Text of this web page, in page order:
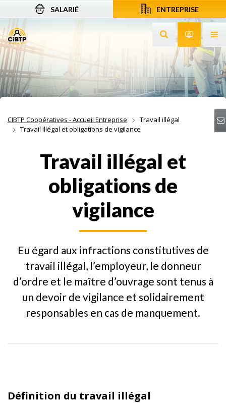
Aller au contenu
Aller à la recherche
Aller à la navigation
SALARIÉ ENTREPRISE
Rechercher sur
CIBTP Coopératives - Accueil Entreprise
Travail illégal
Travail illégal et obligations de vigilance
Travail illégal et
obligations de
vigilance
Eu égard aux infractions constitutives de
travail illégal, l’employeur, le donneur
d’ordre et le maître d’ouvrage sont tenus à
un devoir de vigilance et solidairement
responsables en cas de manquement.
Définition du travail illégal